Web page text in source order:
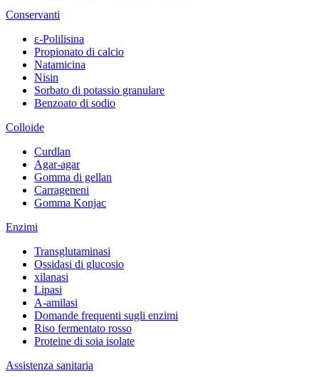
Conservanti
ε-Polilisina
Propionato di calcio
Natamicina
Nisin
Sorbato di potassio granulare
Benzoato di sodio
Colloide
Curdlan
Agar-agar
Gomma di gellan
Carrageneni
Gomma Konjac
Enzimi
Transglutaminasi
Ossidasi di glucosio
xilanasi
Lipasi
A-amilasi
Domande frequenti sugli enzimi
Riso fermentato rosso
Proteine di soia isolate
Assistenza sanitaria